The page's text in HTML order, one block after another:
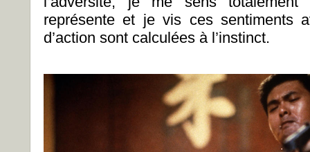
représente et je vis ces sentiments
d’action sont calculées à l’instinct.